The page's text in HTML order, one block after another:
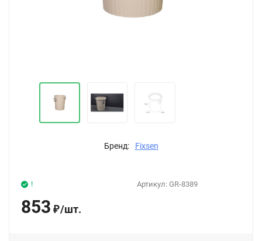
Бренд: Fixsen
Артикул: GR-8389
!
853 ₽/шт.